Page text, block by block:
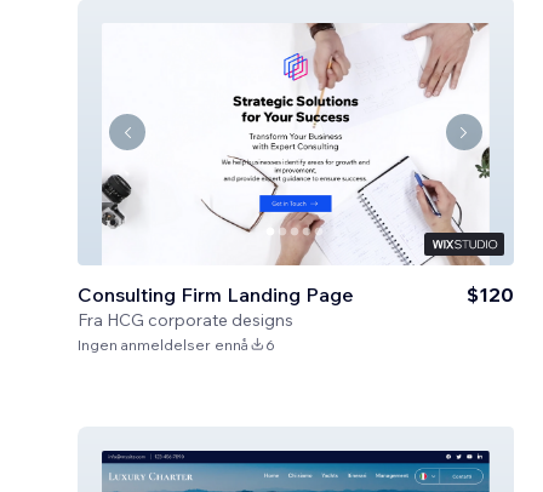
Consulting Firm Landing Page
Fra HCG corporate designs
$120
Ingen anmeldelser ennå 6